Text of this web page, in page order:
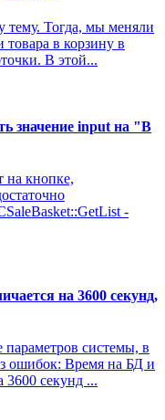
тему. Тогда, мы меняли
товара в корзину в
В этой...
значение input на "В
на кнопке,
-
на 3600 секунд,
параметров системы, в
ошибок: Время на БД и
3600 секунд ...